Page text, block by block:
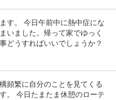
す。 今日午前中に熱中症にな
いました。帰って家でゆっく
どうすればいいでしょうか？
頻繁に自分のことを見てくる
。 今日たまたま休憩のローテ